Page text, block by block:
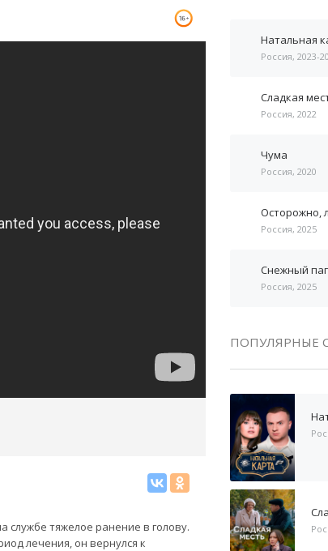
службе тяжелое ранение в голову.
лечения, он вернулся к
Натальная
Россия, 2023-
Сладкая
Россия, 2022
Чума
Россия, 2020
Осторожно,
Россия, 2025
Снежный
Россия, 2025
ПОПУЛЯРНЫЕ